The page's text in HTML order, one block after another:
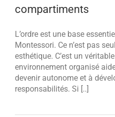
compartiments
L’ordre est une base
Montessori. Ce n’est pas
esthétique. C’est un
environnement organisé
devenir autonome et à
responsabilités. Si [..]